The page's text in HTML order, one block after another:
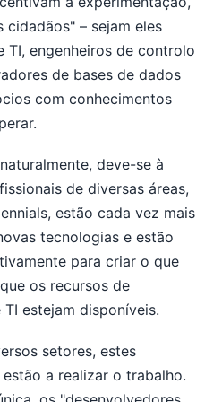
cidadãos" – sejam eles
TI, engenheiros de controlo
de bases de dados
com conhecimentos
deve-se à
de diversas áreas,
estão cada vez mais
tecnologias e estão
para criar o que
os recursos de
estejam disponíveis.
setores, estes
a realizar o trabalho.